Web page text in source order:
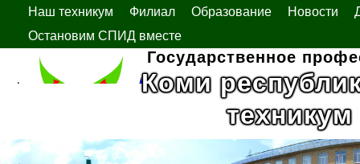
Наш техникум Филиал Образование Новости
Остановим СПИД вместе
Государственное
Коми